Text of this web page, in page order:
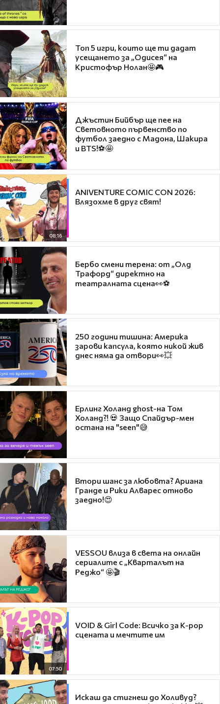
Топ 5 игри, които ще ти дадат
усещането за „Одисея“ на
Кристофър Нолан🤩🎮
Джъстин Бийбър ще пее на
Световното първенство по
футбол заедно с Мадона, Шакира
и BTS!⚽🤩
08:16
ANIVENTURE COMIC CON 2026:
Влязохме в друг свят!
Бербо смени терена: от „Олд
Трафорд“ директно на
театралната сцена👀⚽
250 години тишина: Америка
зарови капсула, която никой жив
днес няма да отвори👀💥
Ерлинг Холанд ghost-на Том
Холанд?! 💀 Защо Спайдър-мен
остана на "seen"😅
Втори шанс за любовта? Ариана
Гранде и Рики Алварес отново
заедно!😍
VESSOU влиза в света на онлайн
сериалите с „Кварталът на
Реджо“ 🤩🎬
07:50
VOID & Girl Code: Всичко за K-pop
сцената и мечтите им
Искаш да стигнеш до Холивуд?